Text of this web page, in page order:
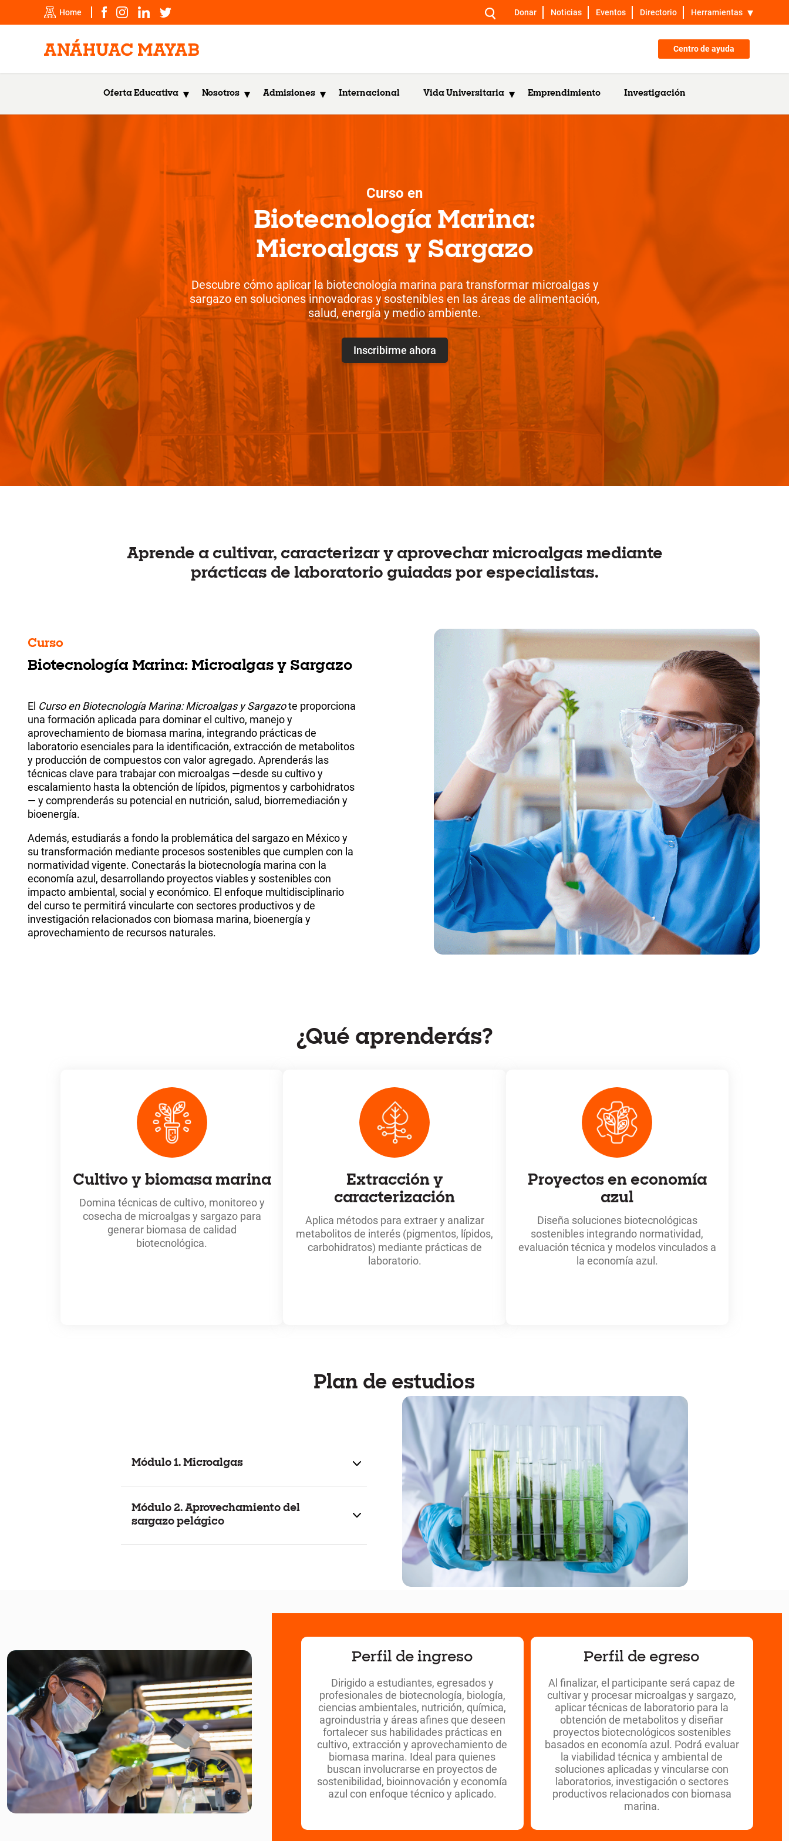
Home Donar Noticias Eventos Directorio Herramientas
Centro de ayuda
Oferta Educativa Nosotros Admisiones Internacional Vida Universitaria Emprendimiento Investigación
Curso en
Biotecnología Marina:
Microalgas y Sargazo
Descubre cómo aplicar la biotecnología marina para transformar microalgas y
sargazo en soluciones innovadoras y sostenibles en las áreas de alimentación,
salud, energía y medio ambiente.
Inscribirme ahora
Aprende a cultivar, caracterizar y aprovechar microalgas mediante
prácticas de laboratorio guiadas por especialistas.
Curso
Biotecnología Marina: Microalgas y Sargazo
El Curso en Biotecnología Marina: Microalgas y Sargazote proporciona
una formación aplicada para dominar el cultivo, manejo y
aprovechamiento de biomasa marina, integrando prácticas de
laboratorio esenciales para la identificación, extracción de metabolitos
y producción de compuestos con valor agregado. Aprenderás las
técnicas clave para trabajar con microalgas —desde su cultivo y
escalamiento hasta la obtención de lípidos, pigmentos y carbohidratos
— y comprenderás su potencial en nutrición, salud, biorremediación y
bioenergía.
Además, estudiarás a fondo la problemática del sargazo en México y
su transformación mediante procesos sostenibles que cumplen con la
normatividad vigente. Conectarás la biotecnología marina con la
economía azul, desarrollando proyectos viables y sostenibles con
impacto ambiental, social y económico. El enfoque multidisciplinario
del curso te permitirá vincularte con sectores productivos y de
investigación relacionados con biomasa marina, bioenergía y
aprovechamiento de recursos naturales.
¿Qué aprenderás?
Cultivo y biomasa marina
Domina técnicas de cultivo, monitoreo y
cosecha de microalgas y sargazo para
generar biomasa de calidad
biotecnológica.
Extracción y
caracterización
Aplica métodos para extraer y analizar
metabolitos de interés (pigmentos, lípidos,
carbohidratos) mediante prácticas de
laboratorio.
Proyectos en economía
azul
Diseña soluciones biotecnológicas
sostenibles integrando normatividad,
evaluación técnica y modelos vinculados a
la economía azul.
Plan de estudios
Módulo 1. Microalgas
Módulo 2. Aprovechamiento del
sargazo pelágico
Perfil de ingreso
Dirigido a estudiantes, egresados y
profesionales de biotecnología, biología,
ciencias ambientales, nutrición, química,
agroindustria y áreas afines que deseen
fortalecer sus habilidades prácticas en
cultivo, extracción y aprovechamiento de
biomasa marina. Ideal para quienes
buscan involucrarse en proyectos de
sostenibilidad, bioinnovación y economía
azul con enfoque técnico y aplicado.
Perfil de egreso
Al finalizar, el participante será capaz de
cultivar y procesar microalgas y sargazo,
aplicar técnicas de laboratorio para la
obtención de metabolitos y diseñar
proyectos biotecnológicos sostenibles
basados en economía azul. Podrá evaluar
la viabilidad técnica y ambiental de
soluciones aplicadas y vincularse con
laboratorios, investigación o sectores
productivos relacionados con biomasa
marina.